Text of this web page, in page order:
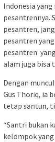
Indonesia
pesantrennya.
pesantren,
pesantren
pesantren
alam juga bisa
Dengan
Gus Thoriq, ia
tetap santun,
“Santri bukan
kelompok